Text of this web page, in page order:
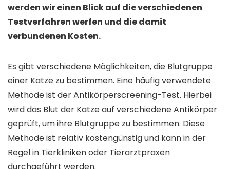
werden wir einen Blick auf die verschiedenen
Testverfahren werfen und die damit
verbundenen Kosten.
Es gibt verschiedene Möglichkeiten, die Blutgruppe
einer Katze zu bestimmen. Eine häufig verwendete
Methode ist der Antikörperscreening-Test. Hierbei
wird das Blut der Katze auf verschiedene Antikörper
geprüft, um ihre Blutgruppe zu bestimmen. Diese
Methode ist relativ kostengünstig und kann in der
Regel in Tierkliniken oder Tierarztpraxen